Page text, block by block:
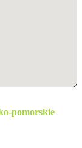
pomorskie